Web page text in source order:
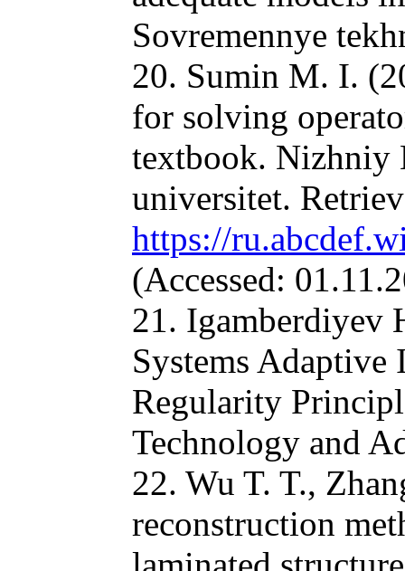
Sovremennye
20. Sumin M. I.
for solving
textbook. Nizhniy
universitet.
https://
(Accessed:
21. Igamberdiyev
Systems
Regularity
Technology and
22. Wu T. T.,
reconstruction